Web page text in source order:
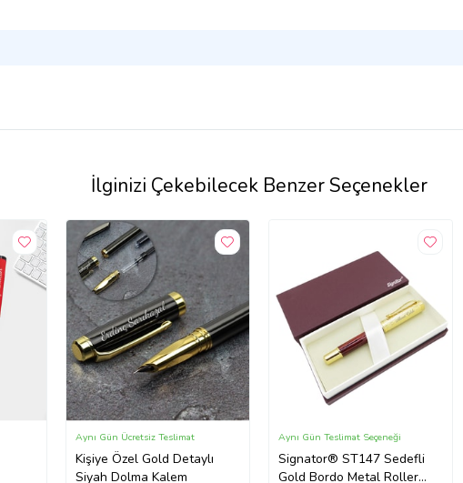
İlginizi Çekebilecek Benzer Seçenekler
Kişiye Özel Gold Detaylı
Siyah Dolma Kalem
Aynı Gün Ücretsiz Teslimat
Signator® ST147 Sedefli
Gold Bordo Metal Roller
Aynı Gün Teslimat Seçeneği